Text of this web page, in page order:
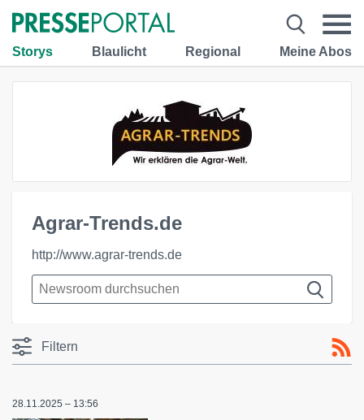
Storys Blaulicht Regional Meine Abos
Agrar-Trends.de
http://www.agrar-trends.de
Filtern
28.11.2025 – 13:56